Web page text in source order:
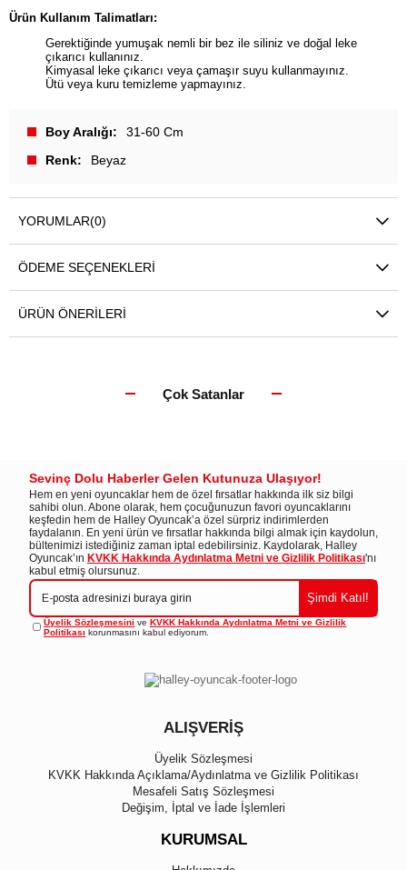
Ürün Kullanım Talimatları:
Gerektiğinde yumuşak nemli bir bez ile siliniz ve doğal leke
çıkarıcı kullanınız.
Kimyasal leke çıkarıcı veya çamaşır suyu kullanmayınız.
Ütü veya kuru temizleme yapmayınız.
Boy Aralığı
31-60 Cm
Renk
Beyaz
YORUMLAR(0)
ÖDEME SEÇENEKLERI
ÜRÜN ÖNERILERI
Çok Satanlar
Sevinç Dolu Haberler Gelen Kutunuza Ulaşıyor!
Hem en yeni oyuncaklar hem de özel fırsatlar hakkında ilk siz bilgi
sahibi olun. Abone olarak, hem çocuğunuzun favori oyuncaklarını
keşfedin hem de Halley Oyuncak’a özel sürpriz indirimlerden
faydalanın. En yeni ürün ve fırsatlar hakkında bilgi almak için kaydolun,
bültenimizi istediğiniz zaman iptal edebilirsiniz. Kaydolarak, Halley
Oyuncak’ın KVKK Hakkında Aydınlatma Metni ve Gizlilik Politikası'nı
kabul etmiş olursunuz.
Şimdi Katıl!
Üyelik Sözleşmesini veKVKK Hakkında Aydınlatma Metni ve Gizlilik
Politikası korunmasını kabul ediyorum.
ALIŞVERİŞ
Üyelik Sözleşmesi
KVKK Hakkında Açıklama/Aydınlatma ve Gizlilik Politikası
Mesafeli Satış Sözleşmesi
Değişim, İptal ve İade İşlemleri
KURUMSAL